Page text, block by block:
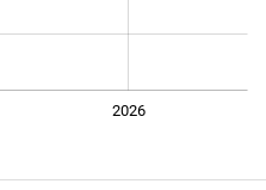
2026